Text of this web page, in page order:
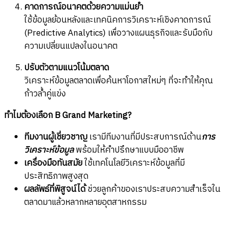
คาดการณ์อนาคตด้วยความแม่นยำ
ใช้ข้อมูลย้อนหลังและเทคนิคการวิเคราะห์เชิงคาดการณ์
(Predictive Analytics) เพื่อวางแผนธุรกิจและรับมือกับ
ความเปลี่ยนแปลงในอนาคต
ปรับตัวตามแนวโน้มตลาด
วิเคราะห์ข้อมูลตลาดเพื่อค้นหาโอกาสใหม่ๆ ที่จะทำให้คุณ
ก้าวล้ำคู่แข่ง
ทำไมต้องเลือก B Grand Marketing?
ทีมงานผู้เชี่ยวชาญเรามีทีมงานที่มีประสบการณ์ด้านการ
วิเคราะห์ข้อมูลพร้อมให้คำปรึกษาแบบมืออาชีพ
เครื่องมือทันสมัยใช้เทคโนโลยีวิเคราะห์ข้อมูลที่มี
ประสิทธิภาพสูงสุด
ผลลัพธ์ที่พิสูจน์ได้ช่วยลูกค้าของเราประสบความสำเร็จใน
ตลาดมาแล้วหลากหลายอุตสาหกรรม